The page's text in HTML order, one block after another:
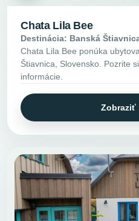
Chata Lila Bee
Destinácia: Banská
Chata Lila Bee ponúka
Štiavnica, Slovensko. Pozrite
informácie.
Zobraziť